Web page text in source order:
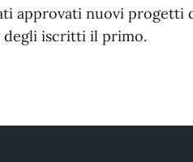
approvati nuovi
degli iscritti il primo.